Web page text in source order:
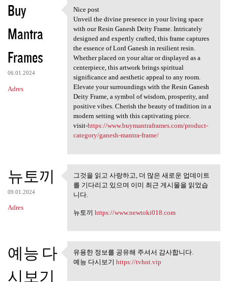
Buy
Mantra
Frames
06.01.2024
Adres
Nice post
Nice post
Unveil the divine presence in your living space
with our Resin Ganesh Deity Frame. Intricately
designed and expertly crafted, this frame captures
the essence of Lord Ganesh in resilient resin.
Whether placed on your altar or displayed as a
centerpiece, this artwork brings spiritual
significance and aesthetic appeal to any room.
Elevate your surroundings with the Resin Ganesh
Deity Frame, a symbol of wisdom, prosperity, and
positive vibes. Cherish the beauty of tradition in a
modern setting with this captivating piece.
visit-https://www.buymantraframes.com/product-
category/ganesh-mantra-frame/
뉴토끼
09.01.2024
Adres
그것을 읽고 사랑하고, 더 많은 새
로운 업데이트를
그것을 읽고 사랑하고, 더 많은 새로운 업데이트
를 기다리고 있으며 이미 최근 게시물을 읽었습
니다.
뉴토끼 https://www.newtoki018.com
예능 다
시보기
유용한 정보를 공유해 주셔서 감
유용한 정보를 공유해 주셔서 감사합니다.
예능 다시보기 https://tvhot.vip